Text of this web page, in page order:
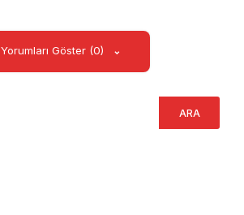
Yorumları Göster (0)